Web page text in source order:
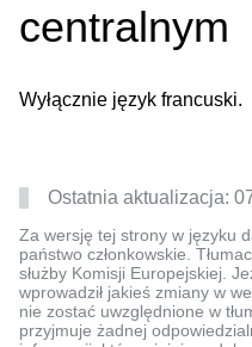
centralnym
Wyłącznie język francuski.
Ostatnia aktualizacja:
Za wersję tej strony w języku
państwo członkowskie.
służby Komisji Europejskiej.
wprowadził jakieś zmiany w
nie zostać uwzględnione w
przyjmuje żadnej